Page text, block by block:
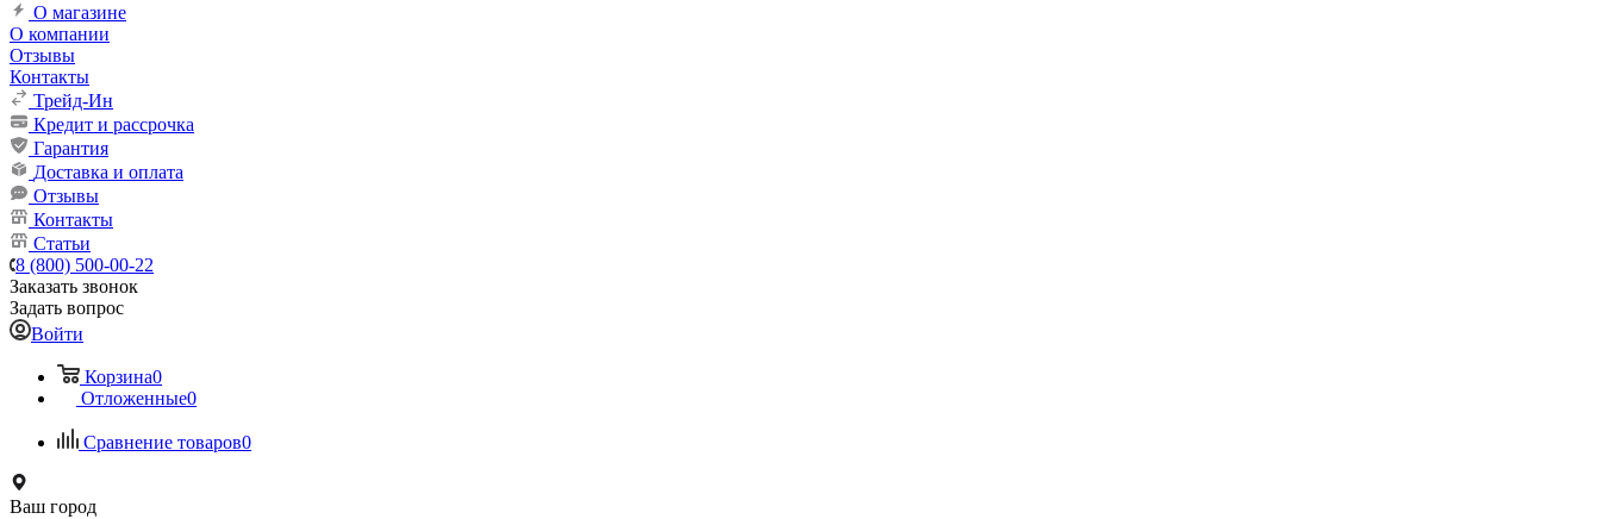
О магазине
О компании
Отзывы
Контакты
Трейд-Ин
Кредит и рассрочка
Гарантия
Доставка и оплата
Отзывы
Контакты
Статьи
8 (800) 500-00-22
Заказать звонок
Задать вопрос
Войти
Корзина0
Отложенные0
Сравнение товаров0
Ваш город